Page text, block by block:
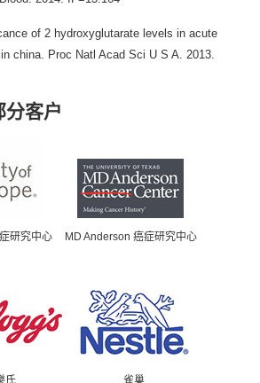
of 2 hydroxyglutarate levels in acute
china. Proc Natl Acad Sci U S A. 2013.
分客户
研究中心 MD Anderson 癌症研究中心